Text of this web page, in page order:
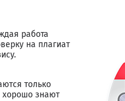
работа
на плагиат
только
хорошо знают